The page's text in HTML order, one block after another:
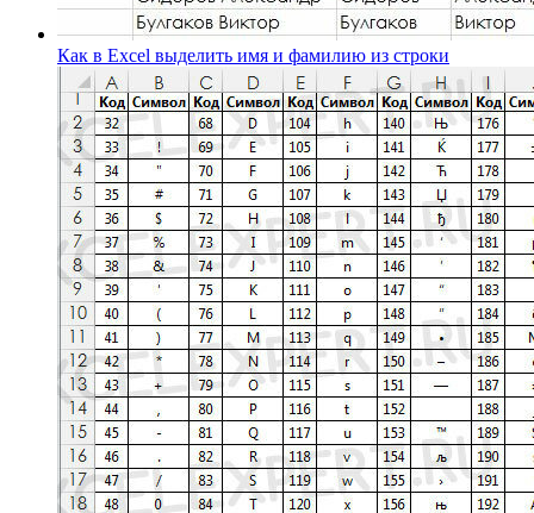
Как в Excel выделить имя и фамилию из строки